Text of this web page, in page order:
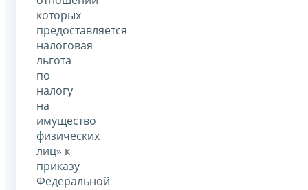
которых
предоставляется
налоговая
льгота
по
налогу
на
имущество
физических
лиц» к
приказу
Федеральной